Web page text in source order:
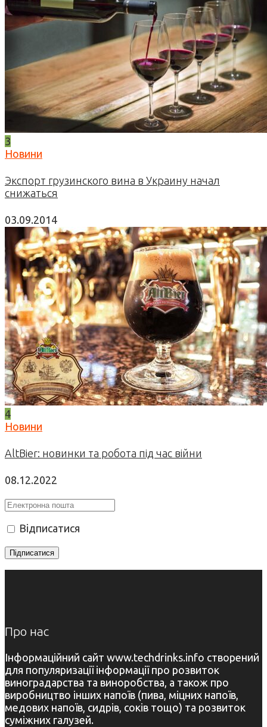
3
Новини
Экспорт грузинского вина в Украину начал
снижаться
03.09.2014
4
Новини
AltBier: новинки та робота під час війни
08.12.2022
Відписатися
Про нас
Інформаційний сайт www.techdrinks.info створений
для популяризації інформації про розвиток
виноградарства та виноробства, а також про
виробництво інших напоїв (пива, міцних напоїв,
медових напоїв, сидрів, соків тощо) та розвиток
суміжних галузей.